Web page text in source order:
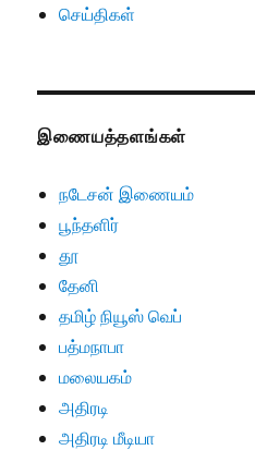
செய்திகள்
இணையத்தளங்கள்
நடேசன் இணையம்
பூந்தளிர்
தூ
தேனி
தமிழ் நியூஸ் வெப்
பத்மநாபா
மலையகம்
அதிரடி
அதிரடி மீடியா